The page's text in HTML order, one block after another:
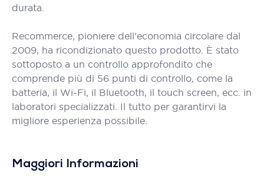
durata.
Recommerce, pioniere dell'economia circolare dal
2009, ha ricondizionato questo prodotto. È stato
sottoposto a un controllo approfondito che
comprende più di 56 punti di controllo, come la
batteria, il Wi-Fi, il Bluetooth, il touch screen, ecc. in
laboratori specializzati. Il tutto per garantirvi la
migliore esperienza possibile.
Maggiori Informazioni